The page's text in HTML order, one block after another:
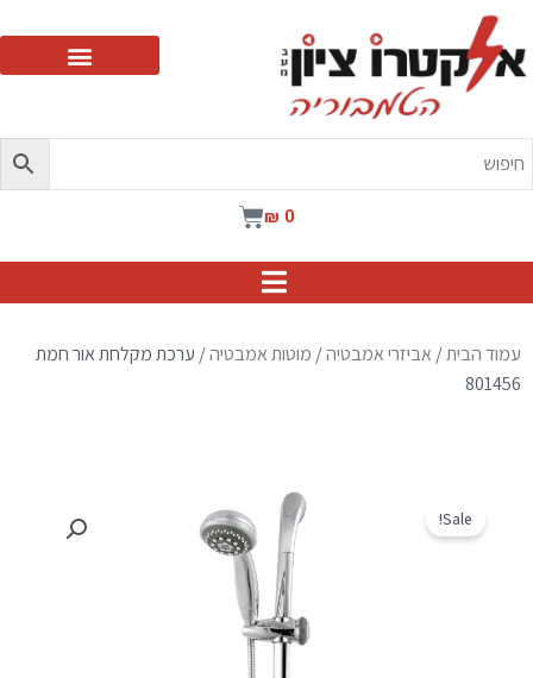
₪ 0
עגלת
עמוד הבית/ אביזרי אמבטיה/ מוטות אמבטיה/ ערכת מקלחת אור חמת
801456
Sale!